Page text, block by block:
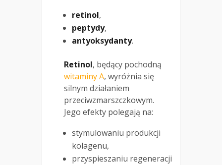
retinol,
peptydy,
antyoksydanty.
Retinol, będący pochodną
witaminy A, wyróżnia się
silnym działaniem
przeciwzmarszczkowym.
Jego efekty polegają na:
stymulowaniu produkcji
kolagenu,
przyspieszaniu regeneracji